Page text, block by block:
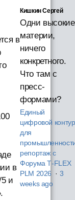
в
в
и
Кишкин Сергей
Одни высокие
материи,
ничего
конкретного.
Что там с
пресс-
формами?
Единый
цифровой контур
для
репортаж с
Форума T‑FLEX
PLM 2026 · 3
weeks ago